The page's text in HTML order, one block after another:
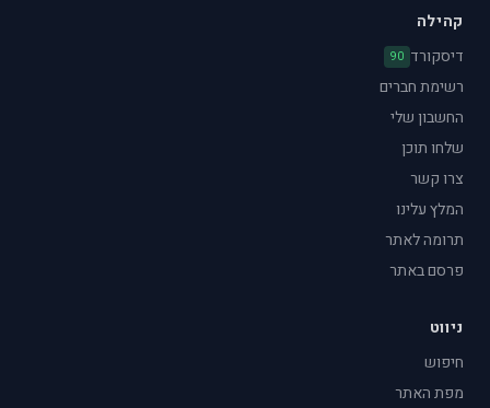
קהילה
דיסקורד 90
רשימת חברים
החשבון שלי
שלחו תוכן
צרו קשר
המלץ עלינו
תרומה לאתר
פרסם באתר
ניווט
חיפוש
מפת האתר